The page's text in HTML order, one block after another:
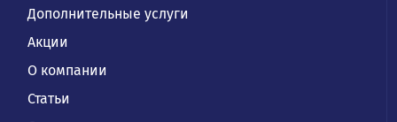
Дополнительные услуги
Акции
О компании
Статьи